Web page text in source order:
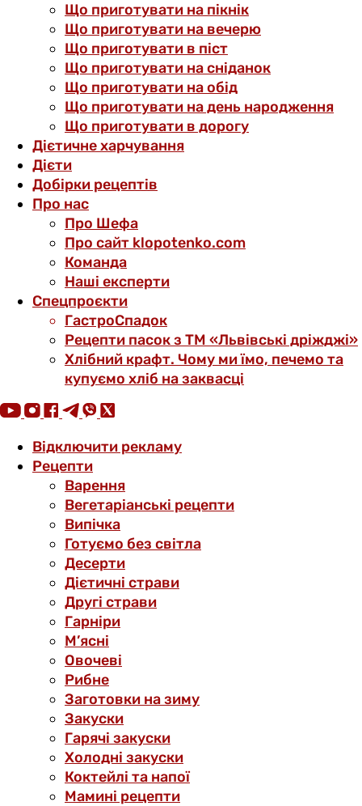
Що приготувати на пікнік
Що приготувати на вечерю
Що приготувати в піст
Що приготувати на сніданок
Що приготувати на обід
Що приготувати на день народження
Що приготувати в дорогу
Дієтичне харчування
Дієти
Добірки рецептів
Про нас
Про Шефа
Про сайт klopotenko.com
Команда
Наші експерти
Спецпроєкти
ГастроСпадок
Рецепти пасок з ТМ «Львівські дріжджі»
Хлібний крафт. Чому ми їмо, печемо та
купуємо хліб на заквасці
Відключити рекламу
Рецепти
Варення
Вегетаріанські рецепти
Випічка
Готуємо без світла
Десерти
Дієтичні страви
Другі страви
Гарніри
М’ясні
Овочеві
Рибне
Заготовки на зиму
Закуски
Гарячі закуски
Холодні закуски
Коктейлі та напої
Мамині рецепти